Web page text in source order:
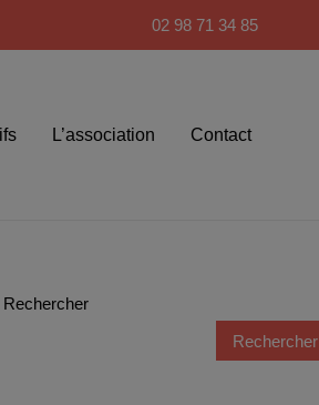
02 98 71 34 85
L’association Contact
Rechercher
Rechercher